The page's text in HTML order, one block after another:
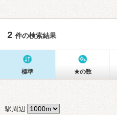
2 件の検索結果
標準 ★の数
駅周辺